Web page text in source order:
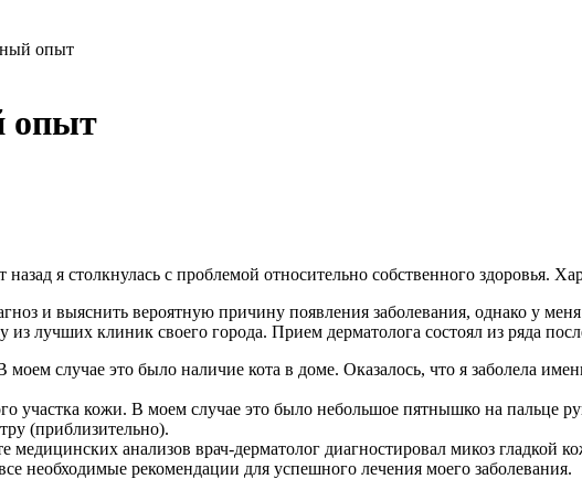
опыт
опыт
я столкнулась с проблемой относительно собственного здоровья.
и выяснить вероятную причину появления заболевания, однако у
лучших клиник своего города. Прием дерматолога состоял из ряда
случае это было наличие кота в доме. Оказалось, что я заболела
участка кожи. В моем случае это было небольшое пятнышко на пальце
(приблизительно).
медицинских анализов врач-дерматолог диагностировал микоз
необходимые рекомендации для успешного лечения моего заболевания.